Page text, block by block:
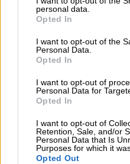
personal data.
Opted In
I want to opt-out of the
Personal Data.
Opted In
I want to opt-out of
Personal Data for
Opted In
I want to opt-out of
Retention, Sale, and/or
Personal Data that Is
Purposes for which it
Opted Out
Η σχολική τάξη δεν είναι
αλλά από όλα τα υπόλοιπα
06/08/2026 , 10:00
Μητέρα και γιαγιά φέρονται
οικογένειας πριν βάλουν